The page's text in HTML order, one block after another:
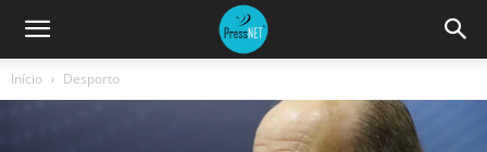
Início Desporto